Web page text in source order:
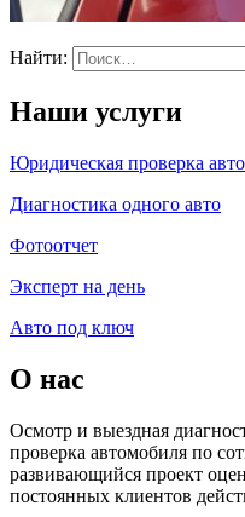
Найти:
Наши услуги
Юридическая проверка авто
Диагностика одного авто
Фотоотчет
Эксперт на день
Авто под ключ
О нас
Осмотр и выездная
проверка автомобиля по
развивающийся проект
постоянных клиентов